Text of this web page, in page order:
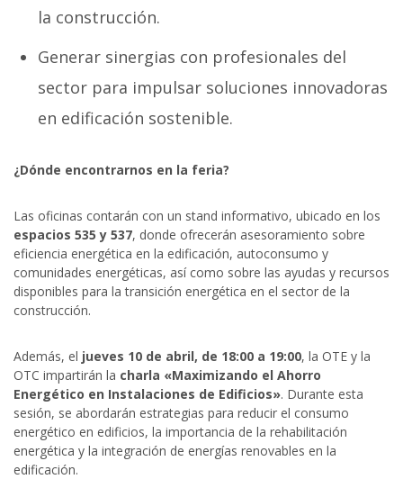
la construcción.
Generar sinergias con profesionales del
sector para impulsar soluciones innovadoras
en edificación sostenible.
¿Dónde encontrarnos en la feria?
Las oficinas contarán con un stand informativo, ubicado en los
espacios 535 y 537, donde ofrecerán asesoramiento sobre
eficiencia energética en la edificación, autoconsumo y
comunidades energéticas, así como sobre las ayudas y recursos
disponibles para la transición energética en el sector de la
construcción.
Además, el jueves 10 de abril, de 18:00 a 19:00, la OTE y la
OTC impartirán la charla «Maximizando el Ahorro
Energético en Instalaciones de Edificios». Durante esta
sesión, se abordarán estrategias para reducir el consumo
energético en edificios, la importancia de la rehabilitación
energética y la integración de energías renovables en la
edificación.